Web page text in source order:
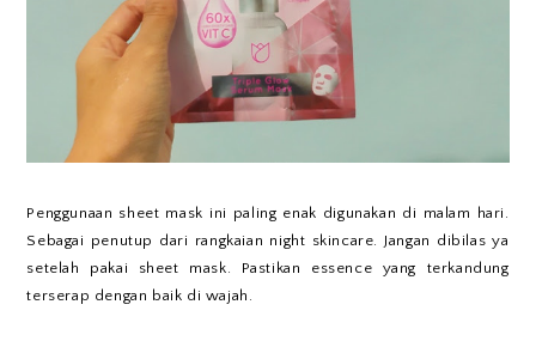
Penggunaan sheet mask ini paling enak digunakan di malam hari.
Sebagai penutup dari rangkaian night skincare. Jangan dibilas ya
setelah pakai sheet mask. Pastikan essence yang terkandung
terserap dengan baik di wajah.